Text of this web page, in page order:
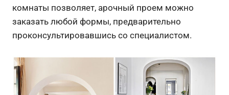
комнаты позволяет, арочный проем можно
заказать любой формы, предварительно
проконсультировавшись со специалистом.